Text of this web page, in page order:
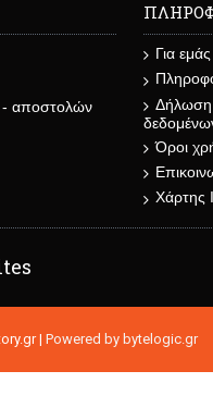
- αποστολών
Για εμάς
Δήλωση
Όροι
Χάρτης
| Powered by bytelogic.gr